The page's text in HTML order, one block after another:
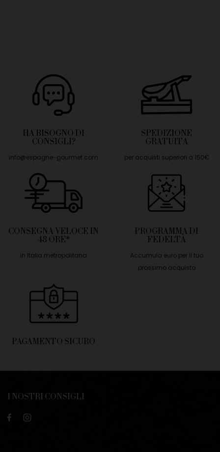
HA BISOGNO DI
CONSIGLI?
info@espagne-gourmet.com
SPEDIZIONE
GRATUITA
per acquisti superiori a 150€
CONSEGNA VELOCE IN
48 ORE*
in Italia metropolitana
PROGRAMMA DI
FEDELTÀ
Accumula euro per il tuo
prossimo acquisto
PAGAMENTO SICURO
I NOSTRI CONSIGLI